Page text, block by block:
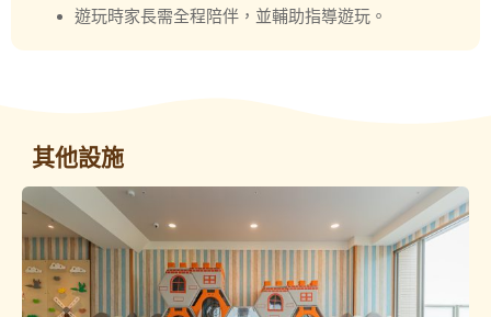
遊玩時家長需全程陪伴，並輔助指導遊玩。
其他設施